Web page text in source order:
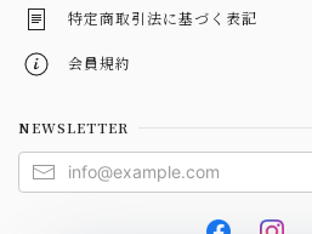
特定商取引法に基づく表記
会員規約
NEWSLETTER